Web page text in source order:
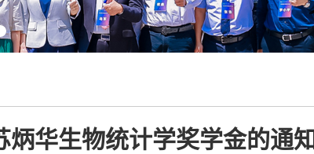
华生物统计学奖学金的通知